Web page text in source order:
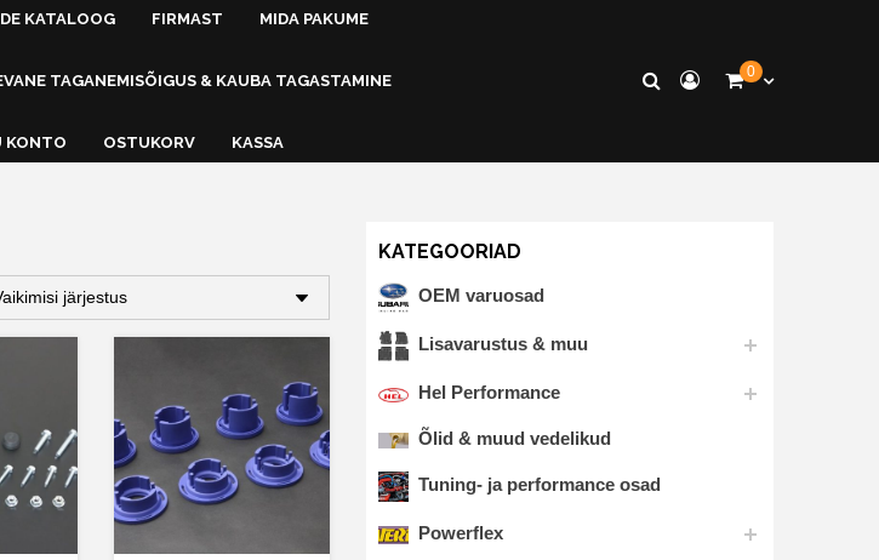
KATALOOG FIRMAST MIDA PAKUME
TAGANEMISÕIGUS & KAUBA TAGASTAMINE
KONTO OSTUKORV KASSA
0
KATEGOORIAD
OEM varuosad
Lisavarustus & muu
Hel Performance
Õlid & muud vedelikud
Tuning- ja performance osad
Powerflex